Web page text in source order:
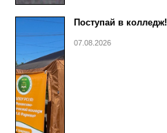
Поступай в колледж!
07.08.2026